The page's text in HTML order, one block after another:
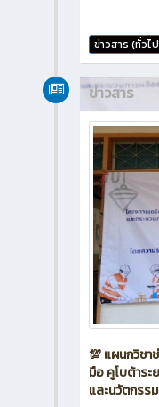
ข่าวสาร (ทั่วไ
ข่าวสาร
💯 แผนกวิชา
มือ คูโบต้าร
และนวัตกรร